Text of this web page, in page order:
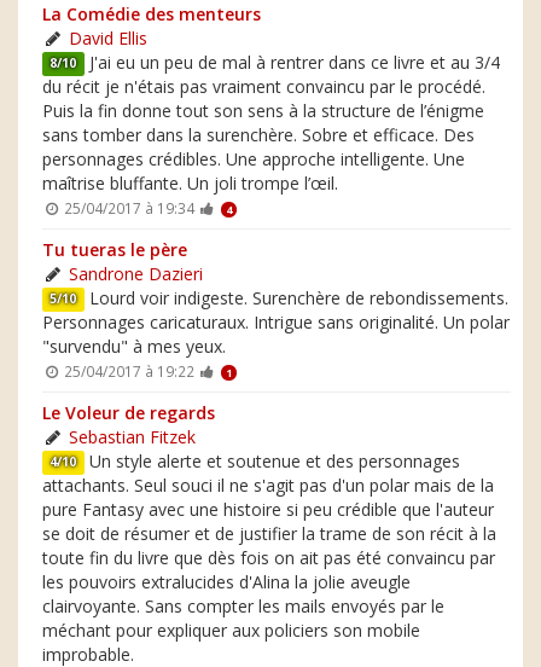
La Comédie des menteurs
David Ellis
8/10 J'ai eu un peu de mal à rentrer dans ce livre et au 3/4
du récit je n'étais pas vraiment convaincu par le procédé.
Puis la fin donne tout son sens à la structure de l’énigme
sans tomber dans la surenchère. Sobre et efficace. Des
personnages crédibles. Une approche intelligente. Une
maîtrise bluffante. Un joli trompe l’œil.
25/04/2017 à 19:34 4
Tu tueras le père
Sandrone Dazieri
5/10 Lourd voir indigeste. Surenchère de rebondissements.
Personnages caricaturaux. Intrigue sans originalité. Un polar
"survendu" à mes yeux.
25/04/2017 à 19:22 1
Le Voleur de regards
Sebastian Fitzek
4/10 Un style alerte et soutenue et des personnages
attachants. Seul souci il ne s'agit pas d'un polar mais de la
pure Fantasy avec une histoire si peu crédible que l'auteur
se doit de résumer et de justifier la trame de son récit à la
toute fin du livre que dès fois on ait pas été convaincu par
les pouvoirs extralucides d'Alina la jolie aveugle
clairvoyante. Sans compter les mails envoyés par le
méchant pour expliquer aux policiers son mobile
improbable.